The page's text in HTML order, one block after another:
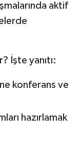
aktif
İşte yanıtı:
konferans ve
hazırlamak